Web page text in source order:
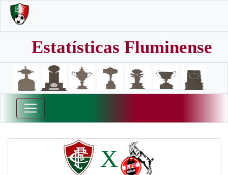
Estatísticas Fluminense
X